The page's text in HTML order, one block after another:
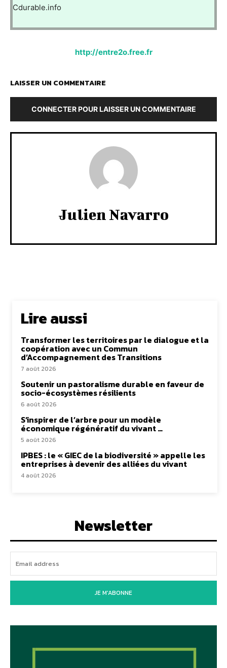
Cdurable.info
http://entre2o.free.fr
LAISSER UN COMMENTAIRE
CONNECTER POUR LAISSER UN COMMENTAIRE
Julien Navarro
Lire aussi
Transformer les territoires par le dialogue et la
coopération avec un Commun
d’Accompagnement des Transitions
7 août 2026
Soutenir un pastoralisme durable en faveur de
socio-écosystèmes résilients
6 août 2026
S’inspirer de l’arbre pour un modèle
économique régénératif du vivant …
5 août 2026
IPBES : le « GIEC de la biodiversité » appelle les
entreprises à devenir des alliées du vivant
4 août 2026
Newsletter
JE M'ABONNE